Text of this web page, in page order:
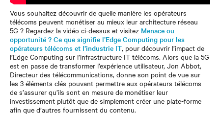
Vous souhaitez découvrir de quelle manière les opérateurs
télécoms peuvent monétiser au mieux leur architecture réseau
5G ? Regardez la vidéo ci-dessus et visitez Menace ou
opportunité ? Ce que signifie l’Edge Computing pour les
opérateurs télécoms et l’industrie IT, pour découvrir l’impact de
l’Edge Computing sur l’infrastructure IT télécoms. Alors que la 5G
est en passe de transformer l’expérience utilisateur, Jon Abbot,
Directeur des télécommunications, donne son point de vue sur
les 3 éléments clés pouvant permettre aux opérateurs télécoms
de s’assurer qu’ils sont en mesure de monétiser leur
investissement plutôt que de simplement créer une plate-forme
afin que d’autres fournissent du contenu.